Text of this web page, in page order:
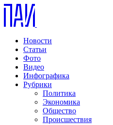
Новости
Статьи
Фото
Видео
Инфографика
Рубрики
Политика
Экономика
Общество
Происшествия